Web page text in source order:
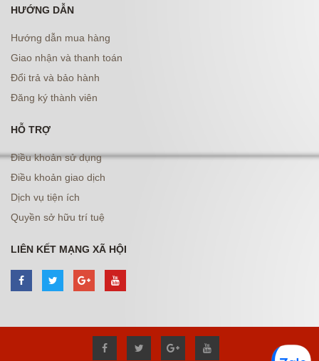
HƯỚNG DẪN
Hướng dẫn mua hàng
Giao nhận và thanh toán
Đổi trả và bảo hành
Đăng ký thành viên
HỖ TRỢ
Điều khoản sử dụng
Điều khoản giao dịch
Dịch vụ tiện ích
Quyền sở hữu trí tuệ
LIÊN KẾT MẠNG XÃ HỘI